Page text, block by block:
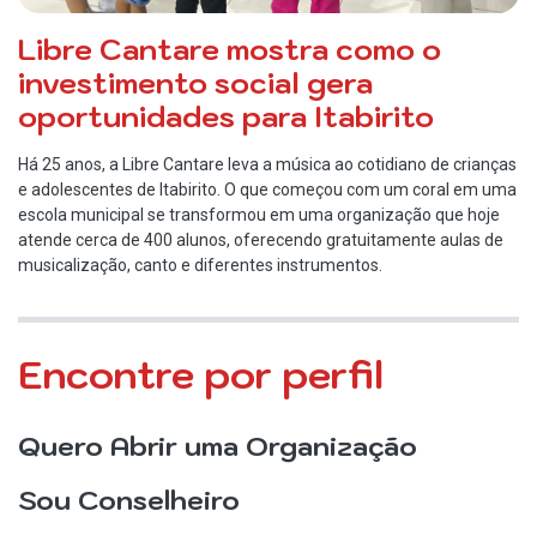
Libre Cantare mostra como o
investimento social gera
oportunidades para Itabirito
Há 25 anos, a Libre Cantare leva a música ao cotidiano de crianças
e adolescentes de Itabirito. O que começou com um coral em uma
escola municipal se transformou em uma organização que hoje
atende cerca de 400 alunos, oferecendo gratuitamente aulas de
musicalização, canto e diferentes instrumentos.
Encontre por perfil
Quero Abrir uma Organização
Sou Conselheiro